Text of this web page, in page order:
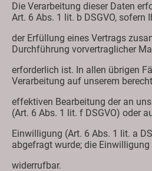
Die Verarbeitung dieser Daten
Art. 6 Abs. 1 lit. b DSGVO, sofern
der Erfüllung eines Vertrags
Durchführung vorvertraglicher
erforderlich ist. In allen übrigen
Verarbeitung auf unserem
effektiven Bearbeitung der an
(Art. 6 Abs. 1 lit. f DSGVO) oder
Einwilligung (Art. 6 Abs. 1 lit. a
abgefragt wurde; die
widerrufbar.